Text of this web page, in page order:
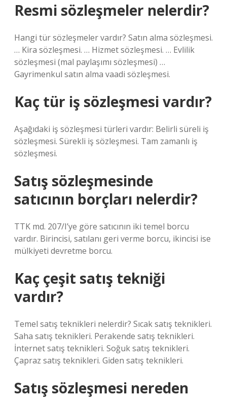
Resmi sözleşmeler nelerdir?
Hangi tür sözleşmeler vardır? Satın alma sözleşmesi.
… Kira sözleşmesi. … Hizmet sözleşmesi. … Evlilik
sözleşmesi (mal paylaşımı sözleşmesi) …
Gayrimenkul satın alma vaadi sözleşmesi.
Kaç tür iş sözleşmesi vardır?
Aşağıdaki iş sözleşmesi türleri vardır: Belirli süreli iş
sözleşmesi. Sürekli iş sözleşmesi. Tam zamanlı iş
sözleşmesi.
Satış sözleşmesinde
satıcının borçları nelerdir?
TTK md. 207/I’ye göre satıcının iki temel borcu
vardır. Birincisi, satılanı geri verme borcu, ikincisi ise
mülkiyeti devretme borcu.
Kaç çeşit satış tekniği
vardır?
Temel satış teknikleri nelerdir? Sıcak satış teknikleri.
Saha satış teknikleri. Perakende satış teknikleri.
İnternet satış teknikleri. Soğuk satış teknikleri.
Çapraz satış teknikleri. Giden satış teknikleri.
Satış sözleşmesi nereden